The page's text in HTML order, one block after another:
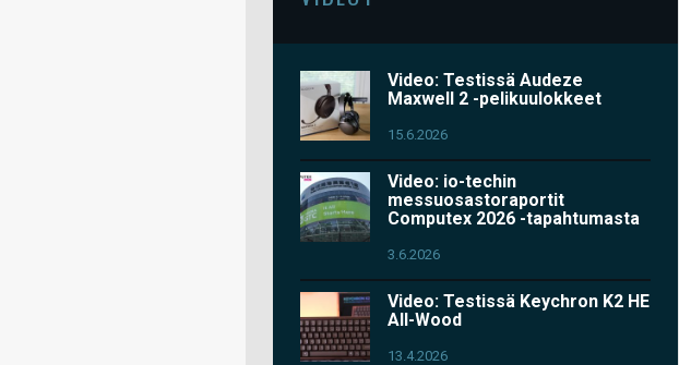
Video: Testissä Audeze
Maxwell 2 -pelikuulokkeet
15.6.2026
Video: io-techin
messuosastoraportit
Computex 2026 -tapahtumasta
3.6.2026
Video: Testissä Keychron K2 HE
All-Wood
13.4.2026